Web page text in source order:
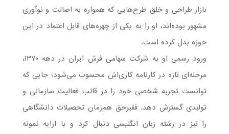
بازار طراحی و خلق طرح‌هایی که همواره به اصالت و نوآوری
مشهور بوده‌اند، او را به یکی از چهره‌های قابل اعتماد در این
حوزه بدل کرده است.
ورود رسمی او به شرکت سهامی فرش ایران در دهه ۱۳۷۰،
مرحله‌ای تازه در کارنامه کاری‌اش محسوب می‌شود؛ جایی که
توانست تجربه شخصی خود را در قالب فعالیت سازمانی و
تولیدی گسترش دهد. فقیرحق هم‌زمان تحصیلات دانشگاهی
را نیز در رشته زبان انگلیسی دنبال کرد و با ارایه نمونه